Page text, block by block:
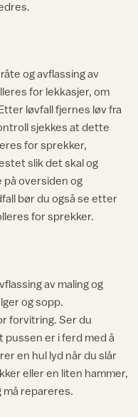
og avflassing av
for lekkasjer, om
løvfall fjernes løv fra
sjekkes at dette
for sprekker,
slik det skal og
på oversiden og
bør du også se etter
for sprekker.
av maling og
og sopp.
forvitring. Ser du
pussen er i ferd med å
en hul lyd når du slår
eller en liten hammer,
må repareres.